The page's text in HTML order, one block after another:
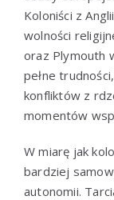
Koloniści z
wolności
oraz Plymouth
pełne
konfliktów z
momentów
W miarę jak
bardziej
autonomii.